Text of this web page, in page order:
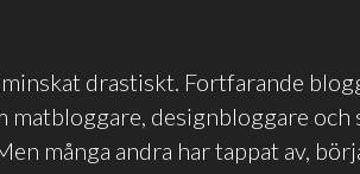
drastiskt. Fortfarande
matbloggare, designbloggare och
många andra har tappat av,